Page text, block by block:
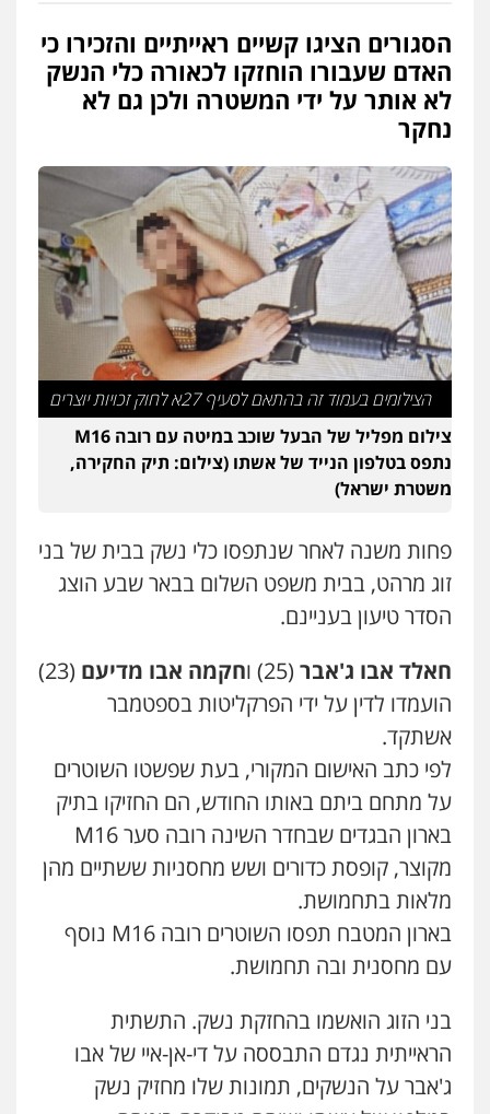
503456449
0505216700
אייל בן שושן, עורך דין פלילי
פלילי מעצרים וחקירות פשיעה חמורה
נוער רישום פלילי
0522763105
עו"ד שלומי שרון
פלילי צבאי מעצרים וחקירות
0547342002
0525544654
עו"ד זוהר ארבל
0538788878
משפט פלילי פשיעה חמורה מעצרים
וחקירות צבאי תעבורה
0544218336
משרד עורכי דין חן ברוך
פלילי
0505078733
פלילי אסירים תעבורה מרב"ד
0547556464
הסגורים הציגו קשיים ראייתיים והזכירו כי
האדם שעבורו הוחזקו לכאורה כלי הנשק
לא אותר על ידי המשטרה ולכן גם לא
נחקר
הצילומים בעמוד זה בהתאם לסעיף 27א לחוק זכויות יוצרים
צילום מפליל של הבעל שוכב במיטה עם רובה M16
נתפס בטלפון הנייד של אשתו (צילום: תיק החקירה,
משטרת ישראל)
פחות משנה לאחר שנתפסו כלי נשק בבית של בני
זוג מרהט, בבית משפט השלום בבאר שבע הוצג
הסדר טיעון בעניינם.
חאלד אבו ג'אבר (25) ו חקמה אבו מדיעם
(23)
הועמדו לדין על ידי הפרקליטות בספטמבר
אשתקד.
לפי כתב האישום המקורי, בעת שפשטו השוטרים
על מתחם ביתם באותו החודש, הם החזיקו בתיק
בארון הבגדים שבחדר השינה רובה סער M16
מקוצר, קופסת כדורים ושש מחסניות ששתיים מהן
מלאות בתחמושת.
בארון המטבח תפסו השוטרים רובה M16 נוסף
עם מחסנית ובה תחמושת.
בני הזוג הואשמו בהחזקת נשק. התשתית
הראייתית נגדם התבססה על די-אן-איי של אבו
ג'אבר על הנשקים, תמונות שלו מחזיק נשק